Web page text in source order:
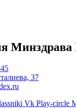
37
Vk Play-circle